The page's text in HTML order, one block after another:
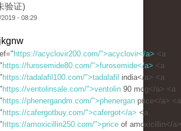
验证)
- 08:29
https://acyclovir200.com/">acyclovir</a> <a
https://furosemide80.com/">furosemide</a> <a
https://tadalafil100.com/">tadalafil india</a> <a
https://ventolinsale.com/">ventolin 90 mcg</a> <a
https://phenergandm.com/">phenergan price</a> <a
https://cafergotbuy.com/">cafergot</a> <a
https://amoxicillin250.com/">price of amoxicillin</a>